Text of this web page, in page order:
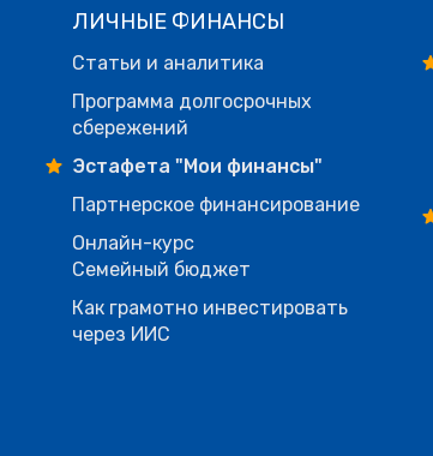
ЛИЧНЫЕ ФИНАНСЫ
Статьи и аналитика
Программа долгосрочных
сбережений
Эстафета "Мои финансы"
Партнерское финансирование
Онлайн-курс
Семейный бюджет
Как грамотно инвестировать
через ИИС